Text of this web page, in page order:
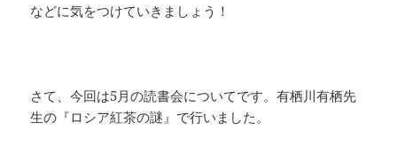
などに気をつけていきましょう！
さて、今回は5月の読書会についてです。有栖川有栖先
生の『ロシア紅茶の謎』で行いました。